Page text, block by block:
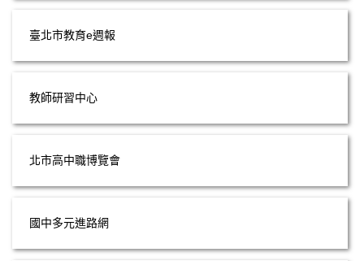
臺北市教育e週報
教師研習中心
北市高中職博覽會
國中多元進路網